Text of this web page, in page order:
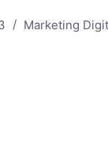
Marketing